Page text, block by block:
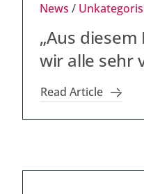
News /
„Aus
wir alle sehr
Read Article